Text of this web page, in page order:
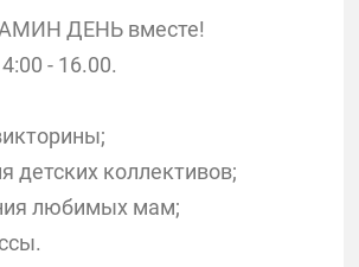
ДЕНЬ вместе!
- 16.00.
детских коллективов;
любимых мам;